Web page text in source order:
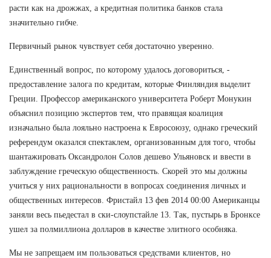
расти как на дрожжах, а кредитная политика банков стала
значительно гибче.
Первичный рынок чувствует себя достаточно уверенно.
Единственный вопрос, по которому удалось договориться, -
предоставление залога по кредитам, которые Финляндия выделит
Греции. Профессор американского университета Роберт Монукин
объяснил позицию экспертов тем, что правящая коалиция
изначально была лояльно настроена к Евросоюзу, однако греческий
референдум оказался спектаклем, организованным для того, чтобы
шантажировать Оксандролон Солов дешево Ульяновск и ввести в
заблуждение греческую общественность. Скорей это мы должны
учиться у них рациональности в вопросах соединения личных и
общественных интересов. Фристайл 13 фев 2014 00:00 Американцы
заняли весь пьедестал в ски-слоупстайле 13. Так, пустырь в Бронксе
ушел за полмиллиона долларов в качестве элитного особняка.
Мы не запрещаем им пользоваться средствами клиентов, но